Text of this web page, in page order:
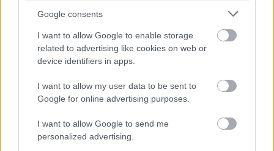
Google consents
I want to allow Google to enable storage
related to advertising like cookies on web or
device identifiers in apps.
I want to allow my user data to be sent to
Google for online advertising purposes.
I want to allow Google to send me
personalized advertising.
Ha a folyamatokat nézi, akkor mik azok a
történések, amelyek Ön szerint idáig vezettek?
- Onnan indítanék, hogy alapvetően nyáron azt
tudtuk, hogy lesznek hullámvölgyek, de ilyen
mélységű hullámvölgyre azonban nem számítottam.
A nehézségek mentén is tartható az első hatba
kerülés - mi végig konzekvensen ezt a célt